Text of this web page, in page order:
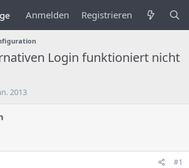
Anmelden Registrieren
Login funktioniert nicht
2013
#1